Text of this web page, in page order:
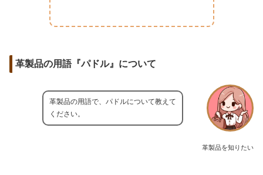
革製品の用語『パドル』について
革製品を知りたい
革製品の用語で、パドルについて教えて
ください。